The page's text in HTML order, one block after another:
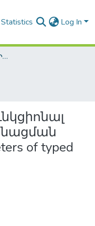
Statistics Log In
ՀԱՅԱՍՏԱՆԻ ԱԶԳԱՅԻՆ ԳՐԱԴԱՐԱՆԻ ԹՎԱՅԻՆ ՊԱՀՈՑ / DIGITAL REPOSITORY OF NLA
of typed